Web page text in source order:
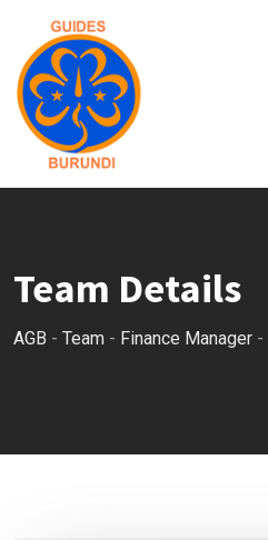
content
Team Details
AGB - Team - Finance Manager -